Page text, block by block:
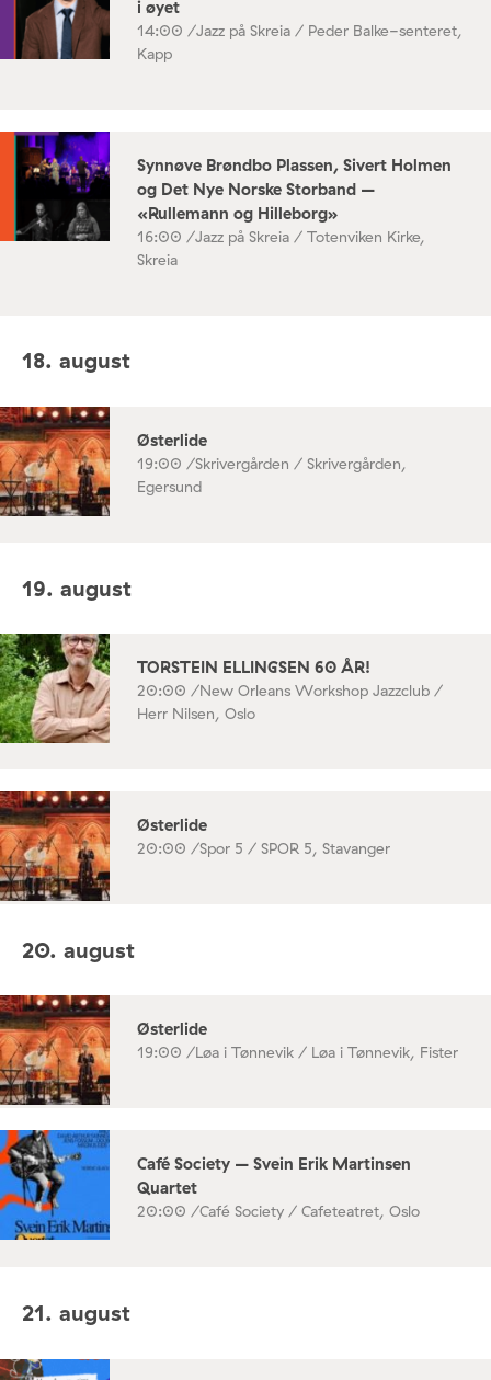
i øyet
14:00 /Jazz på Skreia / Peder Balke-senteret,
Kapp
Synnøve Brøndbo Plassen, Sivert Holmen
og Det Nye Norske Storband –
«Rullemann og Hilleborg»
16:00 /Jazz på Skreia / Totenviken Kirke,
Skreia
18. august
Østerlide
19:00 /Skrivergården / Skrivergården,
Egersund
19. august
TORSTEIN ELLINGSEN 60 ÅR!
20:00 /New Orleans Workshop Jazzclub /
Herr Nilsen, Oslo
Østerlide
20:00 /Spor 5 / SPOR 5, Stavanger
20. august
Østerlide
19:00 /Løa i Tønnevik / Løa i Tønnevik, Fister
Café Society – Svein Erik Martinsen
Quartet
20:00 /Café Society / Cafeteatret, Oslo
21. august